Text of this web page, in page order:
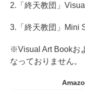
2.「終天教団」
3.「終天教団」Mini
※Visual Art Bookお
なっておりません。